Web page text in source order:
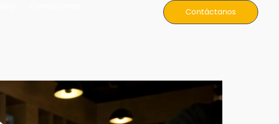
Contáctanos